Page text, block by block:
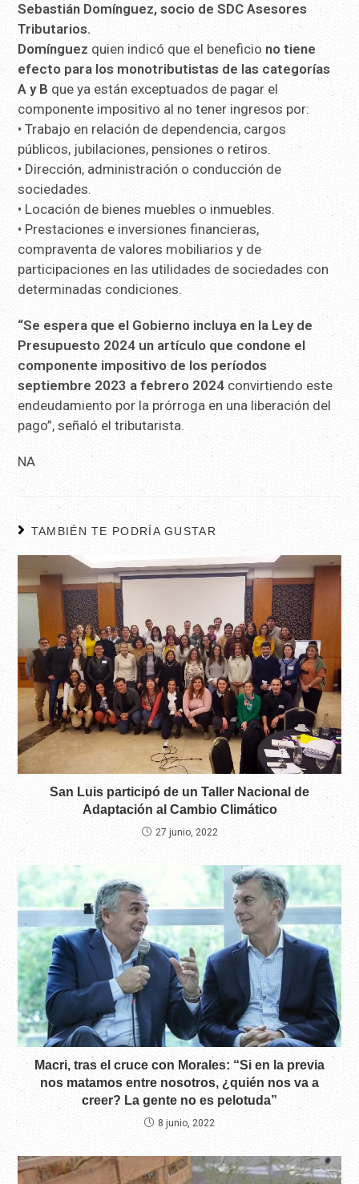
Sebastián Domínguez, socio de SDC Asesores
Tributarios.
Domínguez quien indicó que el beneficio no tiene
efecto para los monotributistas de las categorías
A y B que ya están exceptuados de pagar el
componente impositivo al no tener ingresos por:
• Trabajo en relación de dependencia, cargos
públicos, jubilaciones, pensiones o retiros.
• Dirección, administración o conducción de
sociedades.
• Locación de bienes muebles o inmuebles.
• Prestaciones e inversiones financieras,
compraventa de valores mobiliarios y de
participaciones en las utilidades de sociedades con
determinadas condiciones.
“Se espera que el Gobierno incluya en la Ley de
Presupuesto 2024 un artículo que condone el
componente impositivo de los períodos
septiembre 2023 a febrero 2024 convirtiendo este
endeudamiento por la prórroga en una liberación del
pago”, señaló el tributarista.
NA
TAMBIÉN TE PODRÍA GUSTAR
San Luis participó de un Taller Nacional de
Adaptación al Cambio Climático
27 junio, 2022
Macri, tras el cruce con Morales: “Si en la previa
nos matamos entre nosotros, ¿quién nos va a
creer? La gente no es pelotuda”
8 junio, 2022